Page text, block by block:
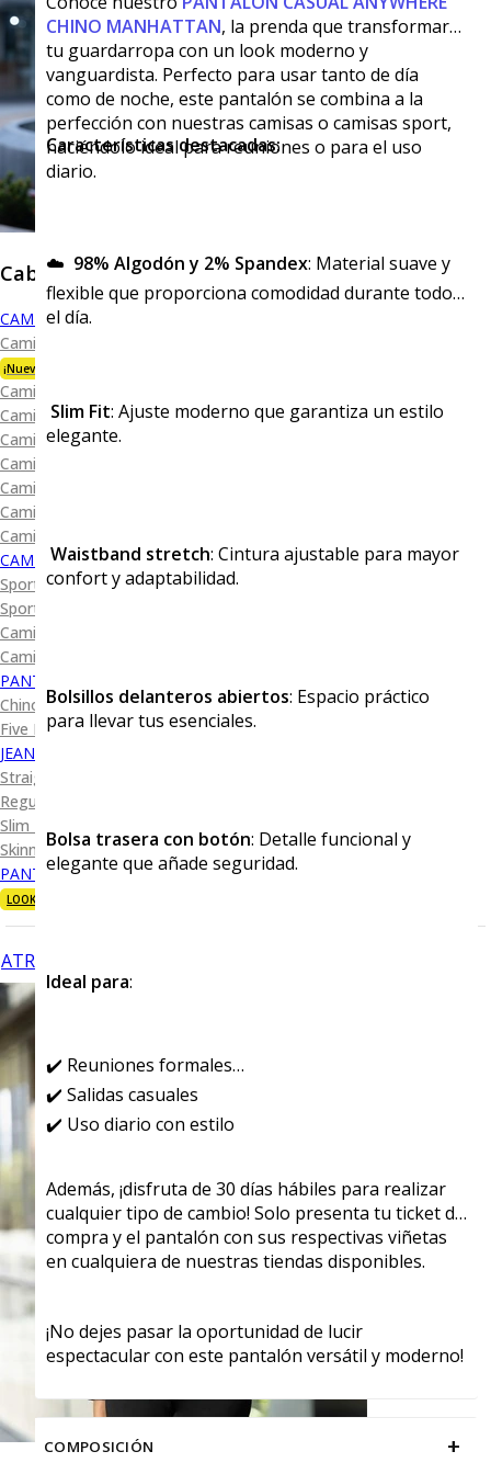
Caballero
CAMISAS
Camisa Premium Bambú
¡Nueva Colección!
Camisa Blanca
Camisa Performance
Camisa Piqué
Camisa Oxford
Camisa Lisa y Textura
Camisa Diseño
Camisa Cuadro y Raya
CAMISA SPORT
Sport Lisas
Sport Diseño
Camiseta Lisa
Camiseta Diseño
PANTALÓN CASUAL
Chino
Five Pocket
JEANS
Straight Fit
Regular Fit
Slim Fit
Skinny Fit
PANTALÓN DE VESTIR
LOOKS
ATRÁS
CHINO MANHATTAN, la prenda que transformará
tu guardarropa con un look moderno y
vanguardista. Perfecto para usar tanto de día
como de noche, este pantalón se combina a la
perfección con nuestras camisas o camisas sport,
haciéndolo ideal para reuniones o para el uso
diario.
Características destacadas:
☁️ 98% Algodón y 2% Spandex: Material suave y
flexible que proporciona comodidad durante todo
el día.
Slim Fit: Ajuste moderno que garantiza un estilo
elegante.
Waistband stretch: Cintura ajustable para mayor
confort y adaptabilidad.
Bolsillos delanteros abiertos: Espacio práctico
para llevar tus esenciales.
Bolsa trasera con botón: Detalle funcional y
elegante que añade seguridad.
Ideal para:
✔️ Reuniones formales
✔️ Salidas casuales
✔️ Uso diario con estilo
Además, ¡disfruta de 30 días hábiles para realizar
cualquier tipo de cambio! Solo presenta tu ticket de
compra y el pantalón con sus respectivas viñetas
en cualquiera de nuestras tiendas disponibles.
¡No dejes pasar la oportunidad de lucir
espectacular con este pantalón versátil y moderno!
COMPOSICIÓN +